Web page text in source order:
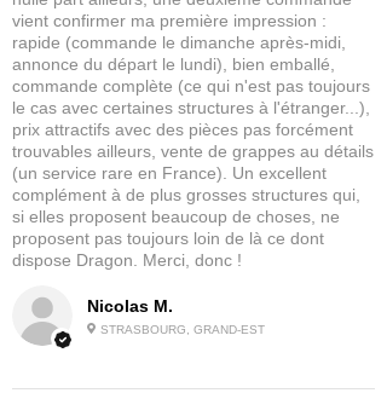
point de départ pour une peinture plus
professionnelle.
Ces peintures ont été conçues dans un
pot de 60ml afin que vous ayez assez
de produit pour peindre des armées
entières avec facilité.
Contenu : 1x Dipping Ink en 60ml
Nicolas M.
STRASBOURG, GRAND-EST
vient confirmer ma première impression :
rapide (commande le dimanche après-midi,
annonce du départ le lundi), bien emballé,
commande complète (ce qui n'est pas toujours
le cas avec certaines structures à l'étranger...),
prix attractifs avec des pièces pas forcément
trouvables ailleurs, vente de grappes au détails
(un service rare en France). Un excellent
complément à de plus grosses structures qui,
si elles proposent beaucoup de choses, ne
proposent pas toujours loin de là ce dont
dispose Dragon. Merci, donc !